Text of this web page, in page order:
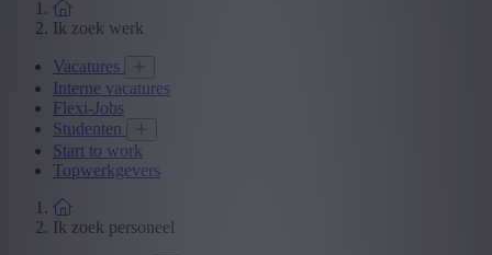
Ik zoek werk
Vacatures
Interne vacatures
Flexi-Jobs
Studenten
Start to work
Topwerkgevers
Ik zoek personeel